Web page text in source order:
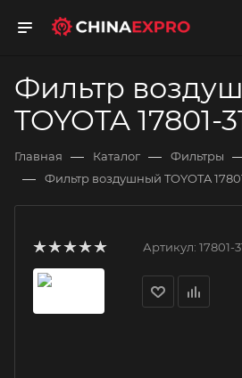
Фильтр
TOYOTA 17801-
Главная — Каталог — Фильтры
— Фильтр воздушный TOYOTA
Артикул: 17801-